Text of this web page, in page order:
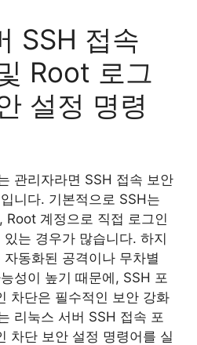
SSH 접속
Root 로그
설정 명령
관리자라면 SSH 접속 보안
니다. 기본적으로 SSH는
Root 계정으로 직접 로그인
는 경우가 많습니다. 하지
동화된 공격이나 무차별
성이 높기 때문에, SSH 포
차단은 필수적인 보안 강화
리눅스 서버 SSH 접속 포
차단 보안 설정 명령어를 실